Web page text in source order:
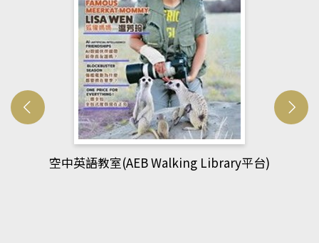
Library平台) 網管人(kono平台)